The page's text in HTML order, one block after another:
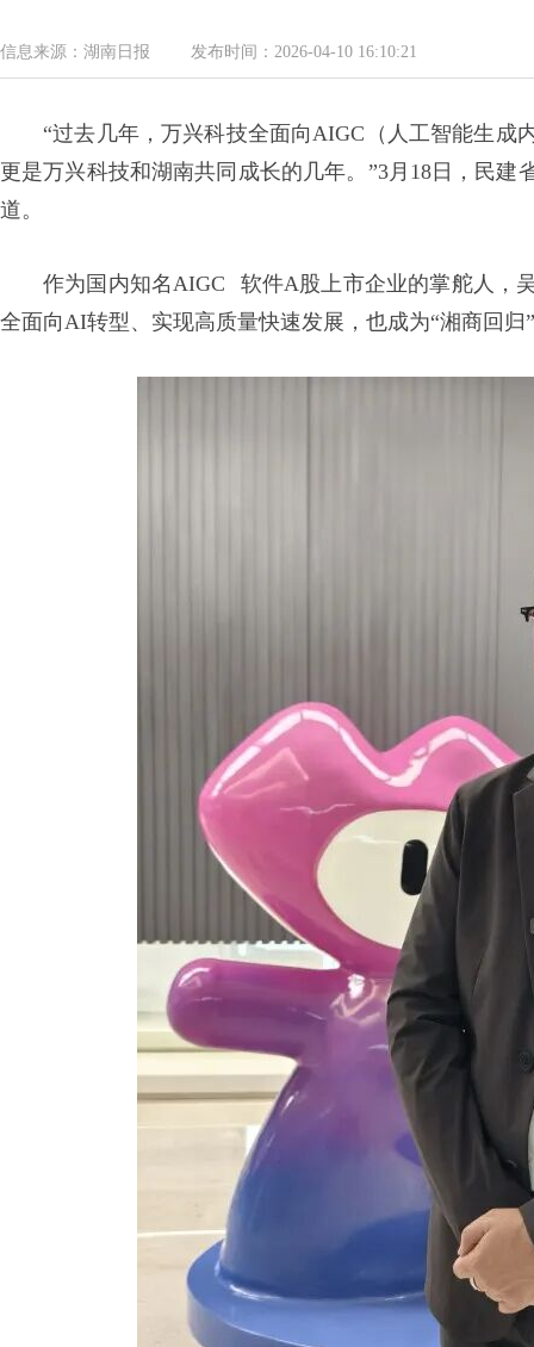
民建湖南省第十届委员会内部监督委
信息来源：湖南日报 发布时间：2026-04-10 16:10:21
“过去几年，万兴科技全面向AIGC（人工智能生
更是万兴科技和湖南共同成长的几年。”3月18日，民
道。
作为国内知名AIGC
软件A股上市企业的掌舵人，
全面向AI转型、实现高质量快速发展，也成为“湘商回